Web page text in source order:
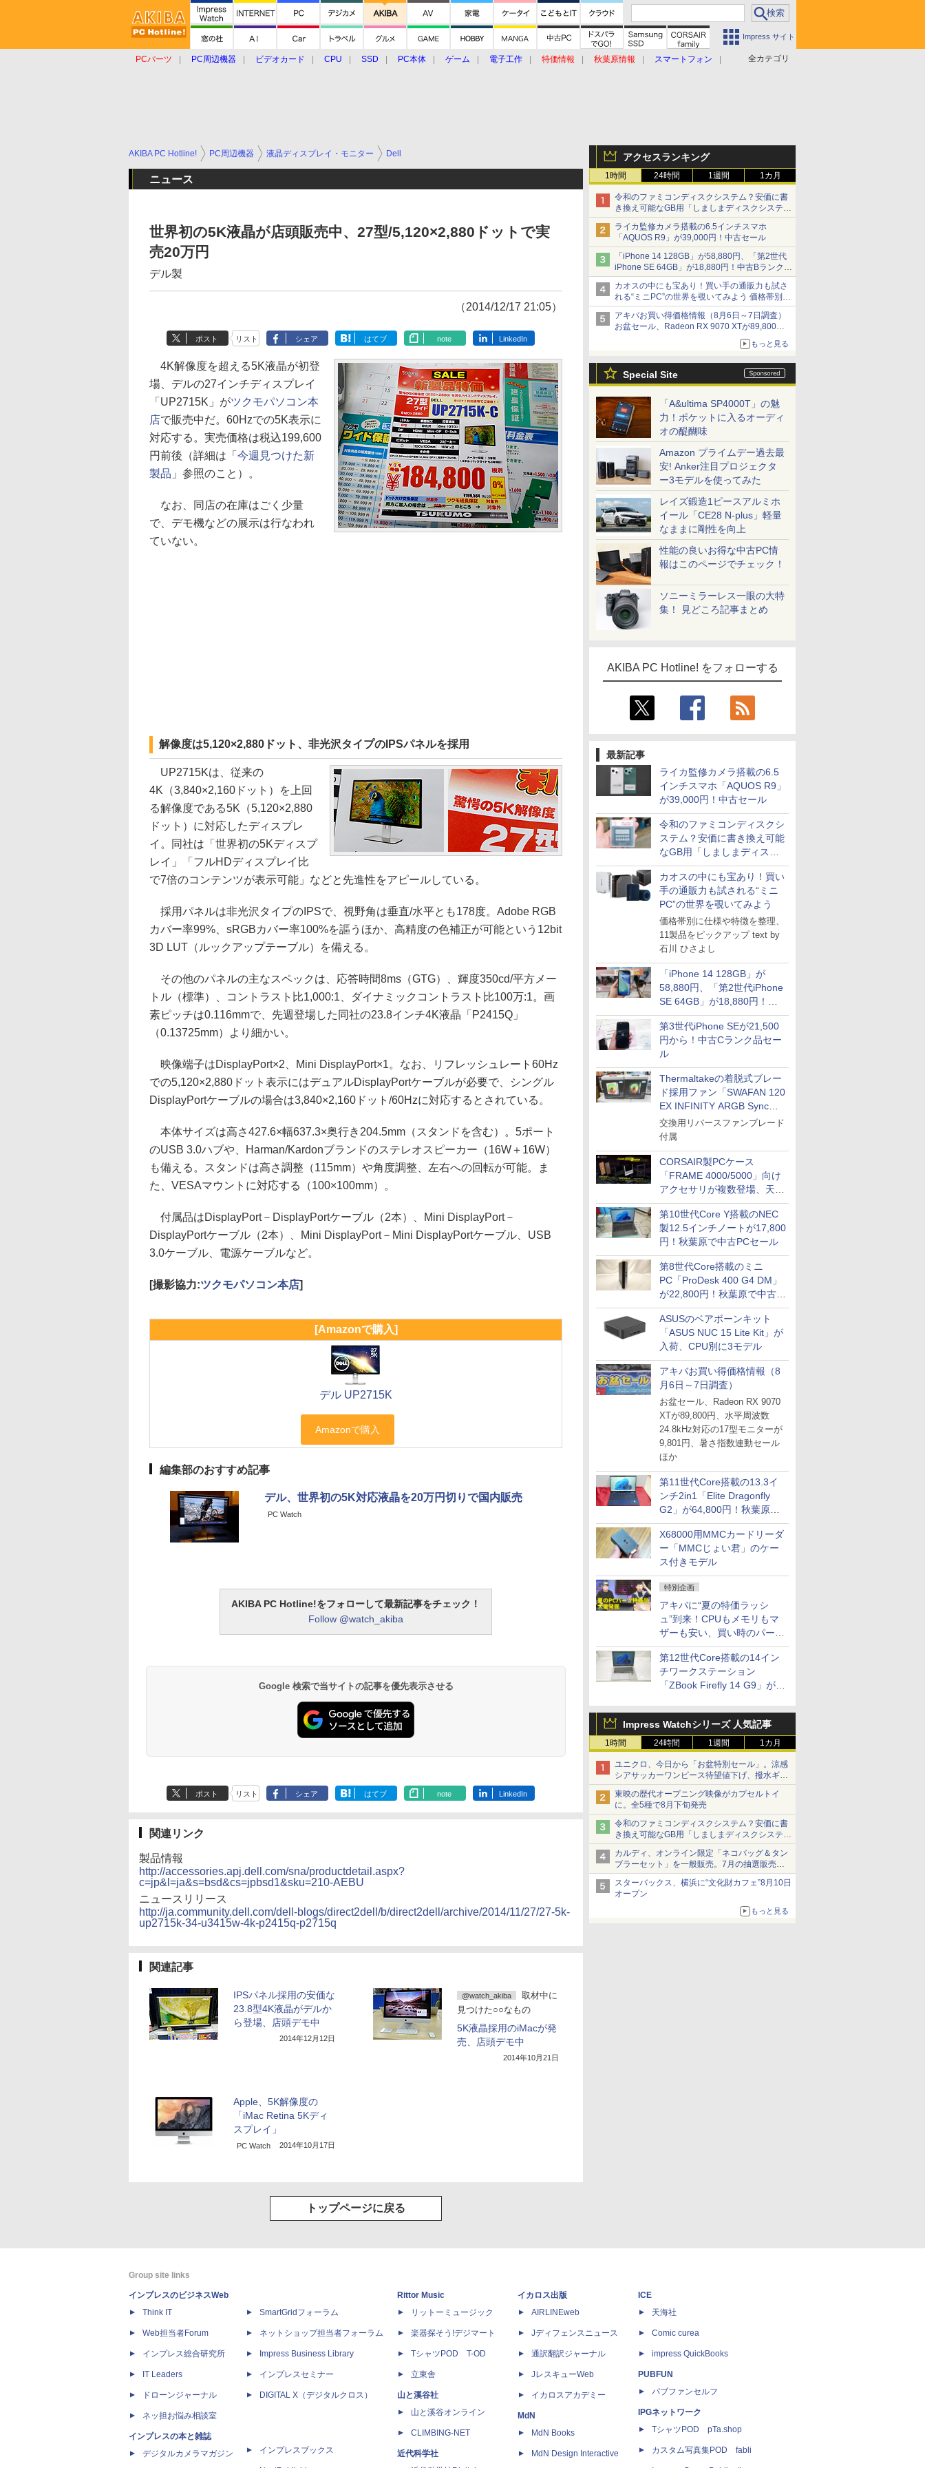
Impress サイト
全カテゴリ
PCパーツ PC周辺機器 ビデオカード CPU SSD PC本体 ゲーム 電子工作 特価情報 秋葉原情報
スマートフォン
アクセスランキング
1時間 24時間 1週間 1カ月
令和のファミコンディスクシステム？安価に書
き換え可能なGB用「しましまディスクシステ
ム」
ライカ監修カメラ搭載の6.5インチスマホ
「AQUOS R9」が39,000円！中古セール
「iPhone 14 128GB」が58,880円、「第2世代
iPhone SE 64GB」が18,880円！中古Bランク品
セール
カオスの中にも宝あり！買い手の通販力も試さ
れる“ミニPC”の世界を覗いてみよう 価格帯別に
仕様や特徴を整理、11製品をピックアップ text
by 石川 ひさよし
アキバお買い得価格情報（8月6日～7日調査）
お盆セール、Radeon RX 9070 XTが89,800
円、水平周波数24.8kHz対応の17型モニターが
9,801円、暑さ指数連動セール ほか
もっと見る
Special Site
「A&ultima SP4000T」の魅
力！ポケットに入るオーディ
オの醍醐味
Amazon プライムデー過去最
安! Anker注目プロジェクタ
ー3モデルを使ってみた
レイズ鍛造1ピースアルミホ
イール「CE28 N-plus」軽量
なままに剛性を向上
性能の良いお得な中古PC情
報はこのページでチェック！
ソニーミラーレス一眼の大特
集！ 見どころ記事まとめ
AKIBA PC Hotline! をフォローする
最新記事
ライカ監修カメラ搭載の6.5
インチスマホ「AQUOS R9」
が39,000円！中古セール
令和のファミコンディスクシ
ステム？安価に書き換え可能
なGB用「しましまディスク
システム」
カオスの中にも宝あり！買い
手の通販力も試される“ミニ
PC”の世界を覗いてみよう
価格帯別に仕様や特徴を整理、
11製品をピックアップ text by
石川 ひさよし
「iPhone 14 128GB」が
58,880円、「第2世代iPhone
SE 64GB」が18,880円！中
古Bランク品セール
第3世代iPhone SEが21,500
円から！中古Cランク品セー
ル
Thermaltakeの着脱式ブレー
ド採用ファン「SWAFAN 120
EX INFINITY ARGB Sync」
に単品パッケージ
交換用リバースファンブレード
付属
CORSAIR製PCケース
「FRAME 4000/5000」向け
アクセサリが複数登場、天然
木製パネルや背面コネクタ対
応トレイなど
第10世代Core Y搭載のNEC
製12.5インチノートが17,800
円！秋葉原で中古PCセール
第8世代Core搭載のミニ
PC「ProDesk 400 G4 DM」
が22,800円！秋葉原で中古
PCセール
ASUSのベアボーンキット
「ASUS NUC 15 Lite Kit」が
入荷、CPU別に3モデル
アキバお買い得価格情報（8
月6日～7日調査）
お盆セール、Radeon RX 9070
XTが89,800円、水平周波数
24.8kHz対応の17型モニターが
9,801円、暑さ指数連動セール
ほか
第11世代Core搭載の13.3イ
ンチ2in1「Elite Dragonfly
G2」が64,800円！秋葉原で
中古PCセール
X68000用MMCカードリーダ
ー「MMCじょい君」のケー
ス付きモデル
特別企画
アキバに“夏の特価ラッシ
ュ”到来！CPUもメモリもマ
ザーも安い、買い時のパーツ
は？【8月7日(金)22時配信】
第12世代Core搭載の14イン
チワークステーション
「ZBook Firefly 14 G9」が
セール
Impress Watchシリーズ 人気記事
1時間 24時間 1週間 1カ月
ユニクロ、今日から「お盆特別セール」。涼感
シアサッカーワンピース待望値下げ、撥水ギア
ショーツは1990円に
東映の歴代オープニング映像がカプセルトイ
に。全5種で8月下旬発売
令和のファミコンディスクシステム？安価に書
き換え可能なGB用「しましまディスクシステ
ム」
カルディ、オンライン限定「ネコバッグ＆タン
ブラーセット」を一般販売。7月の抽選販売の
当選無効分
スターバックス、横浜に“文化財カフェ”8月10日
オープン
もっと見る
AKIBA PC Hotline! PC周辺機器 液晶ディスプレイ・モニター Dell
ニュース
世界初の5K液晶が店頭販売中、27型/5,120×2,880ドットで実
売20万円
デル製
（2014/12/17 21:05）
ポスト リスト シェア はてブ note LinkedIn
4K解像度を超える5K液晶が初登
場、デルの27インチディスプレイ
「UP2715K」がツクモパソコン本
店で販売中だ。60Hzでの5K表示に
対応する。実売価格は税込199,600
円前後（詳細は「 今週見つけた新
製品 」参照のこと）。
なお、同店の在庫はごく少量
で、デモ機などの展示は行なわれ
ていない。
解像度は5,120×2,880ドット、非光沢タイプのIPSパネルを採用
UP2715Kは、従来の
4K（3,840×2,160ドット）を上回
る解像度である5K（5,120×2,880
ドット）に対応したディスプレ
イ。同社は「世界初の5Kディスプ
レイ」「フルHDディスプレイ比
で7倍のコンテンツが表示可能」などと先進性をアピールしている。
採用パネルは非光沢タイプのIPSで、視野角は垂直/水平とも178度。Adobe RGB
カバー率99%、sRGBカバー率100%を謳うほか、高精度の色補正が可能という12bit
3D LUT（ルックアップテーブル）を備える。
その他のパネルの主なスペックは、応答時間8ms（GTG）、輝度350cd/平方メー
トル（標準）、コントラスト比1,000:1、ダイナミックコントラスト比100万:1。画
素ピッチは0.116mmで、先週登場した同社の23.8インチ4K液晶「P2415Q」
（0.13725mm）より細かい。
映像端子はDisplayPort×2、Mini DisplayPort×1。なお、リフレッシュレート60Hz
での5,120×2,880ドット表示にはデュアルDisplayPortケーブルが必要で、シングル
DisplayPortケーブルの場合は3,840×2,160ドット/60Hzに対応するとされている。
本体サイズは高さ427.6×幅637.3×奥行き204.5mm（スタンドを含む）。5ポート
のUSB 3.0ハブや、Harman/Kardonブランドのステレオスピーカー（16W＋16W）
も備える。スタンドは高さ調整（115mm）や角度調整、左右への回転が可能。ま
た、VESAマウントに対応する（100×100mm）。
付属品はDisplayPort－DisplayPortケーブル（2本）、Mini DisplayPort－
DisplayPortケーブル（2本）、Mini DisplayPort－Mini DisplayPortケーブル、USB
3.0ケーブル、電源ケーブルなど。
[撮影協力:ツクモパソコン本店]
[Amazonで購入]
デル UP2715K
編集部のおすすめ記事
デル、世界初の5K対応液晶を20万円切りで国内販売
PC Watch
AKIBA PC Hotline!をフォローして最新記事をチェック！
Follow @watch_akiba
Google 検索で当サイトの記事を優先表示させる
ポスト リスト シェア はてブ note LinkedIn
関連リンク
製品情報
http://accessories.apj.dell.com/sna/productdetail.aspx?
c=jp&l=ja&s=bsd&cs=jpbsd1&sku=210-AEBU
ニュースリリース
http://ja.community.dell.com/dell-blogs/direct2dell/b/direct2dell/archive/2014/11/27/27-5k-
up2715k-34-u3415w-4k-p2415q-p2715q
関連記事
IPSパネル採用の安価な
23.8型4K液晶がデルか
ら登場、店頭デモ中
2014年12月12日
@watch_akiba
取材中に
見つけた○○なもの
5K液晶採用のiMacが発
売、店頭デモ中
2014年10月21日
Apple、5K解像度の
「iMac Retina 5Kディ
スプレイ」
PC Watch 2014年10月17日
トップページに戻る
Group site links
インプレスのビジネスWeb
Think IT
Web担当者Forum
インプレス総合研究所
IT Leaders
ドローンジャーナル
ネッ担お悩み相談室
インプレスの本と雑誌
デジタルカメラマガジン
SmartGridフォーラム
ネットショップ担当者フォーラム
Impress Business Library
インプレスセミナー
DIGITAL X（デジタルクロス）
インプレスブックス
Rittor Music
リットーミュージック
楽器探そう!デジマート
TシャツPOD T-OD
立東舎
山と溪谷社
山と溪谷オンライン
CLIMBING-NET
近代科学社
イカロス出版
AIRLINEweb
Jディフェンスニュース
通訳翻訳ジャーナル
JレスキューWeb
イカロスアカデミー
MdN
MdN Books
MdN Design Interactive
ICE
天海社
Comic curea
impress QuickBooks
PUBFUN
パブファンセルフ
IPGネットワーク
TシャツPOD pTa.shop
カスタム写真集POD fabli